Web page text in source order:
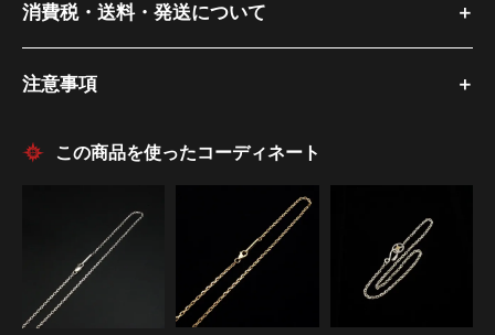
消費税・送料・発送について
注意事項
この商品を使ったコーディネート